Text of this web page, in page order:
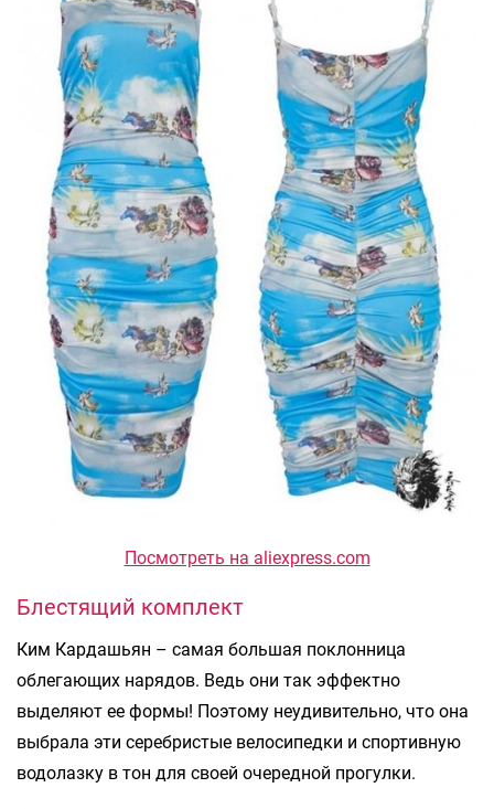
Посмотреть на aliexpress.com
Блестящий комплект
Ким Кардашьян – самая большая поклонница
облегающих нарядов. Ведь они так эффектно
выделяют ее формы! Поэтому неудивительно, что она
выбрала эти серебристые велосипедки и спортивную
водолазку в тон для своей очередной прогулки.